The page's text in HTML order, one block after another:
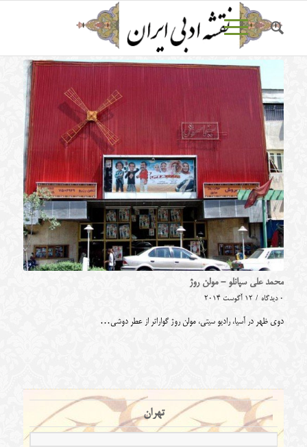
محمد علی سپانلو - مولن روژ
0 دیدگاه / 12 آگوست 2014
دوی ظهر در آسیا، رادیو سیتی، مولن روژ گواراتر از عطر دوشی…
تهران